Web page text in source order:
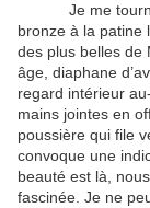
Je me
bronze à la patine
des plus belles de
âge, diaphane
regard intérieur
mains jointes en
poussière qui file
convoque une
beauté est là,
fascinée. Je ne